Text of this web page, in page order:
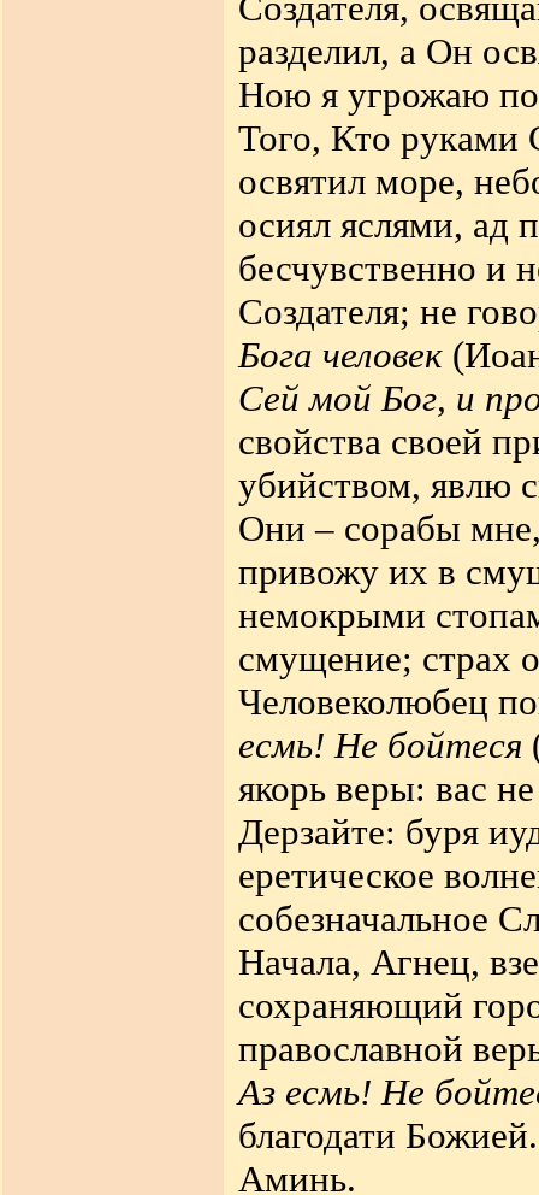
разделил, а Он
Ною я угрожаю
Того, Кто руками
освятил море,
осиял яслями, ад
бесчувственно и
Создателя; не
Бога человек
Сей мой Бог, и
свойства своей
убийством, явлю
Они– сорабы
привожу их в
немокрыми
смущение; страх
Человеколюбец
есмь! Не бойтеся
якорь веры: вас
Дерзайте: буря
еретическое
собезначальное
Начала, Агнец,
сохраняющий
православной
Аз есмь! Не
благодати
Аминь.